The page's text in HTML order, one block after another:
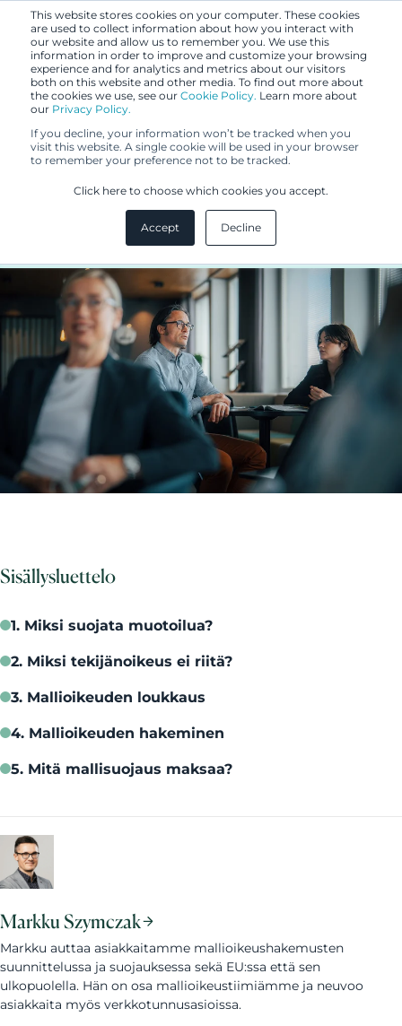
This website stores cookies on your computer. These cookies
are used to collect information about how you interact with
our website and allow us to remember you. We use this
information in order to improve and customize your browsing
experience and for analytics and metrics about our visitors
both on this website and other media. To find out more about
the cookies we use, see our Cookie Policy. Learn more about
our Privacy Policy.
If you decline, your information won’t be tracked when you
visit this website. A single cookie will be used in your browser
to remember your preference not to be tracked.
Click here to choose which cookies you accept.
Accept Decline
25.4.2024
Muotoilun suojaaminen
mallioikeudella
Sisällysluettelo
1. Miksi suojata muotoilua?
2. Miksi tekijänoikeus ei riitä?
3. Mallioikeuden loukkaus
4. Mallioikeuden hakeminen
5. Mitä mallisuojaus maksaa?
Markku Szymczak
Markku auttaa asiakkaitamme mallioikeushakemusten
suunnittelussa ja suojauksessa sekä EU:ssa että sen
ulkopuolella. Hän on osa mallioikeustiimiämme ja neuvoo
asiakkaita myös verkkotunnusasioissa.